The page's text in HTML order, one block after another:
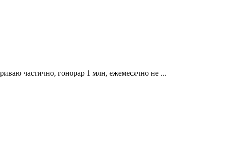
частично, гонорар 1 млн, ежемесячно не ...